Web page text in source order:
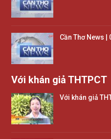
Cần Thơ News |
Với khán giả THTPCT
Với khán giả